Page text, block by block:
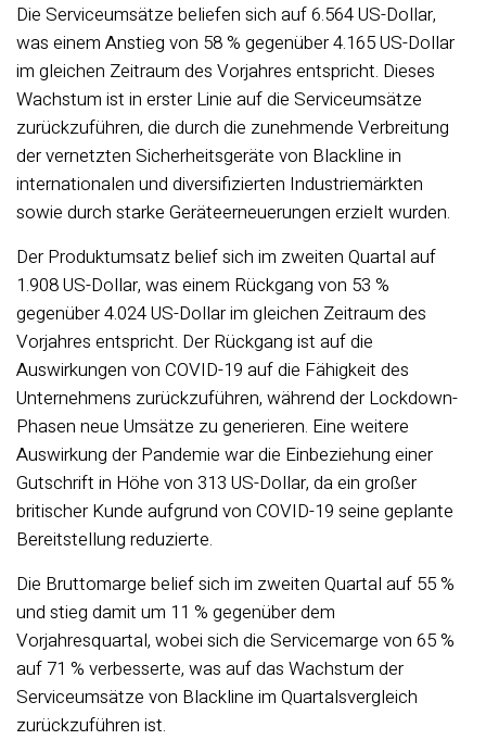
Die Serviceumsätze beliefen sich auf 6.564 US-Dollar,
was einem Anstieg von 58 % gegenüber 4.165 US-Dollar
im gleichen Zeitraum des Vorjahres entspricht. Dieses
Wachstum ist in erster Linie auf die Serviceumsätze
zurückzuführen, die durch die zunehmende Verbreitung
der vernetzten Sicherheitsgeräte von Blackline in
internationalen und diversifizierten Industriemärkten
sowie durch starke Geräteerneuerungen erzielt wurden.
Der Produktumsatz belief sich im zweiten Quartal auf
1.908 US-Dollar, was einem Rückgang von 53 %
gegenüber 4.024 US-Dollar im gleichen Zeitraum des
Vorjahres entspricht. Der Rückgang ist auf die
Auswirkungen von COVID-19 auf die Fähigkeit des
Unternehmens zurückzuführen, während der Lockdown-
Phasen neue Umsätze zu generieren. Eine weitere
Auswirkung der Pandemie war die Einbeziehung einer
Gutschrift in Höhe von 313 US-Dollar, da ein großer
britischer Kunde aufgrund von COVID-19 seine geplante
Bereitstellung reduzierte.
Die Bruttomarge belief sich im zweiten Quartal auf 55 %
und stieg damit um 11 % gegenüber dem
Vorjahresquartal, wobei sich die Servicemarge von 65 %
auf 71 % verbesserte, was auf das Wachstum der
Serviceumsätze von Blackline im Quartalsvergleich
zurückzuführen ist.